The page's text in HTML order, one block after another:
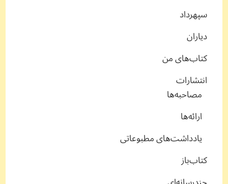
سپهرداد
دیاران
کتاب‌های من
انتشارات
مصاحبه‌ها
ارائه‌ها
یادداشت‌های مطبوعاتی
کتاب‌باز